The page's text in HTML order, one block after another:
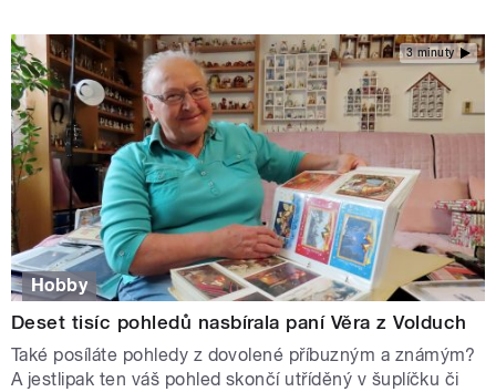
3 minuty
Hobby
Deset tisíc pohledů nasbírala paní Věra z Volduch
Také posíláte pohledy z dovolené příbuzným a známým?
A jestlipak ten váš pohled skončí utříděný v šuplíčku či